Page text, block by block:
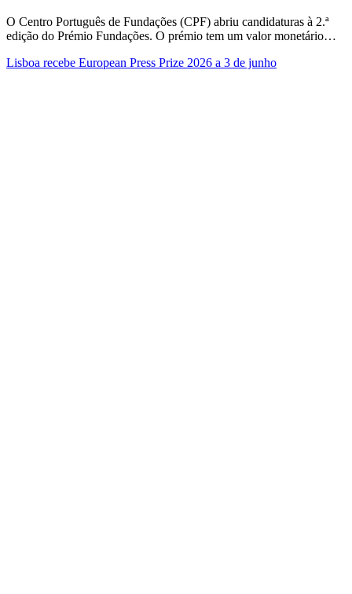
O Centro Português de Fundações (CPF) abriu candidaturas à 2.ª
edição do Prémio Fundações. O prémio tem um valor monetário…
Lisboa recebe European Press Prize 2026 a 3 de junho